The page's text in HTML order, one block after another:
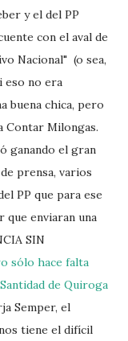
y el del PP
con el aval de
Nacional" (o sea,
eso no era
buena chica, pero
Contar Milongas.
ganando el gran
prensa, varios
PP que para ese
que enviaran una
SIN
sólo hace falta
de Quiroga
Semper, el
tiene el difícil